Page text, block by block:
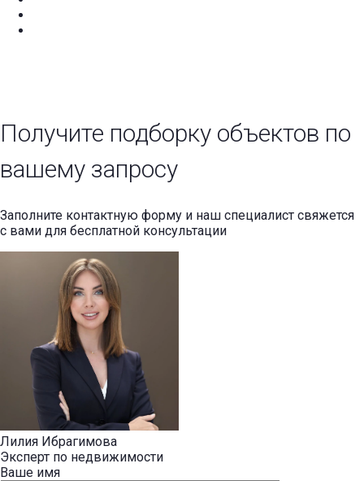
Получите подборку объектов по
вашему запросу
Заполните контактную форму и наш специалист свяжется
с вами для бесплатной консультации
Лилия Ибрагимова
Эксперт по недвижимости
Ваше имя